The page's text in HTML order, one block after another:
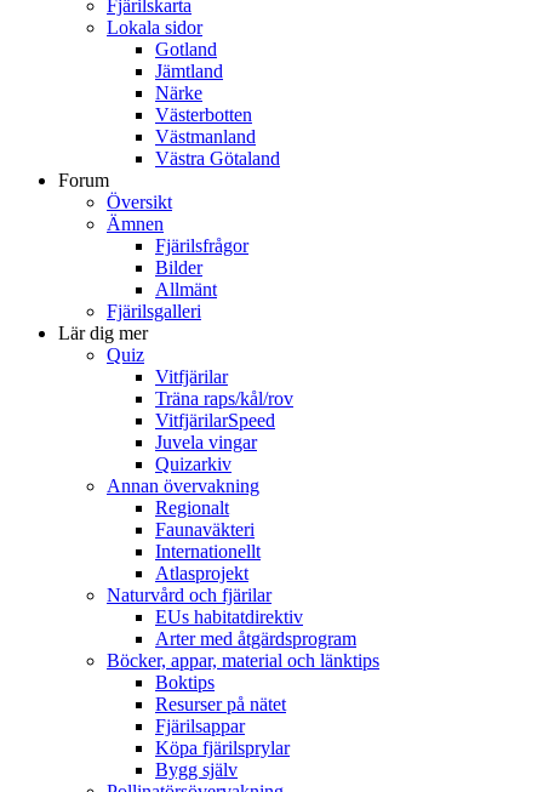
Fjärilskarta
Lokala sidor
Gotland
Jämtland
Närke
Västerbotten
Västmanland
Västra Götaland
Forum
Översikt
Ämnen
Fjärilsfrågor
Bilder
Allmänt
Fjärilsgalleri
Lär dig mer
Quiz
Vitfjärilar
Träna raps/kål/rov
VitfjärilarSpeed
Juvela vingar
Quizarkiv
Annan övervakning
Regionalt
Faunaväkteri
Internationellt
Atlasprojekt
Naturvård och fjärilar
EUs habitatdirektiv
Arter med åtgärdsprogram
Böcker, appar, material och länktips
Boktips
Resurser på nätet
Fjärilsappar
Köpa fjärilsprylar
Bygg själv